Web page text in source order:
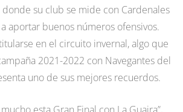
donde su club se mide con Cardenales
aportar buenos números ofensivos.
en el circuito invernal, algo que
2021-2022 con Navegantes del
uno de sus mejores recuerdos.